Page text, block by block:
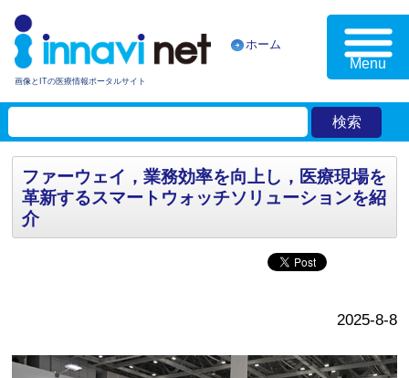
画像とITの医療情報ポータルサイト
ホーム
Menu
ファーウェイ，業務効率を向上し，医療現場を
革新するスマートウォッチソリューションを紹
介
2025-8-8